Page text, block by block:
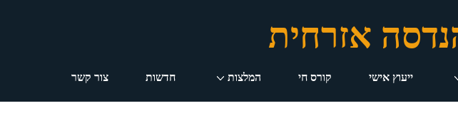
אזרחית
ייעוץ אישי קורס חי המלצות חדשות צור קשר